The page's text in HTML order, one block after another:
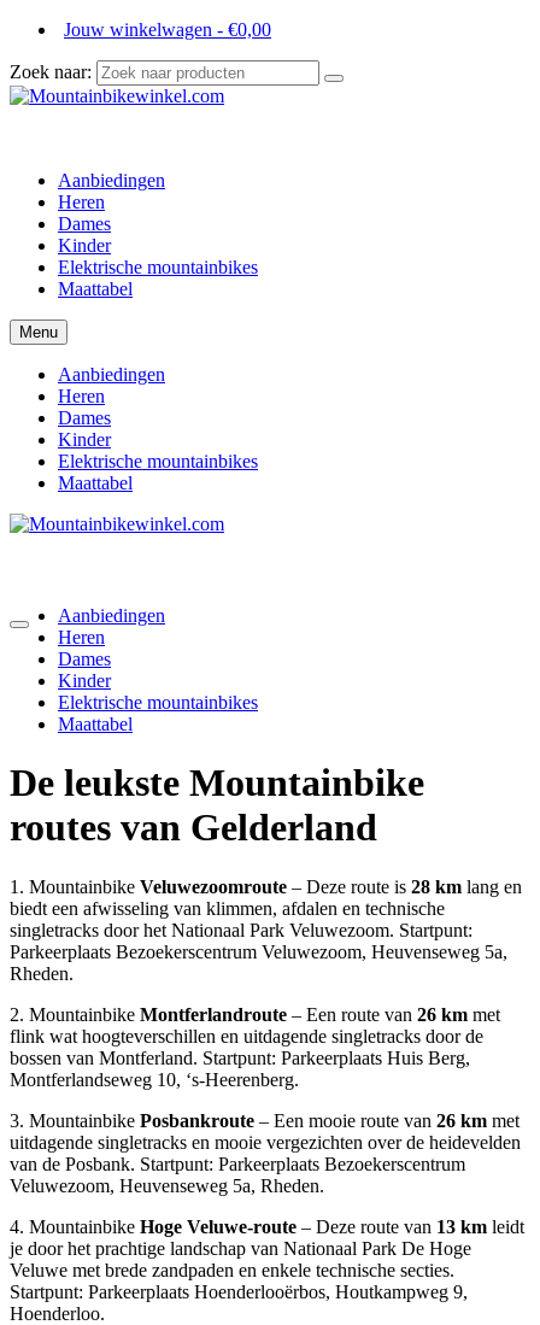
Jouw winkelwagen - €0,00
Zoek naar:
Aanbiedingen
Heren
Dames
Kinder
Elektrische mountainbikes
Maattabel
Menu
Aanbiedingen
Heren
Dames
Kinder
Elektrische mountainbikes
Maattabel
Aanbiedingen
Heren
Dames
Kinder
Elektrische mountainbikes
Maattabel
De leukste Mountainbike
routes van Gelderland
1. Mountainbike Veluwezoomroute – Deze route is 28 km lang en
biedt een afwisseling van klimmen, afdalen en technische
singletracks door het Nationaal Park Veluwezoom. Startpunt:
Parkeerplaats Bezoekerscentrum Veluwezoom, Heuvenseweg 5a,
Rheden.
2. Mountainbike Montferlandroute – Een route van 26 km met
flink wat hoogteverschillen en uitdagende singletracks door de
bossen van Montferland. Startpunt: Parkeerplaats Huis Berg,
Montferlandseweg 10, ‘s-Heerenberg.
3. Mountainbike Posbankroute – Een mooie route van 26 km met
uitdagende singletracks en mooie vergezichten over de heidevelden
van de Posbank. Startpunt: Parkeerplaats Bezoekerscentrum
Veluwezoom, Heuvenseweg 5a, Rheden.
4. Mountainbike Hoge Veluwe-route – Deze route van 13 km leidt
je door het prachtige landschap van Nationaal Park De Hoge
Veluwe met brede zandpaden en enkele technische secties.
Startpunt: Parkeerplaats Hoenderlooërbos, Houtkampweg 9,
Hoenderloo.